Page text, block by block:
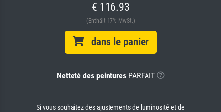
€ 116.93
(Enthält 17% MwSt.)
dans le panier
Netteté des peinturesPARFAIT
Si vous souhaitez des ajustements de luminosité et de